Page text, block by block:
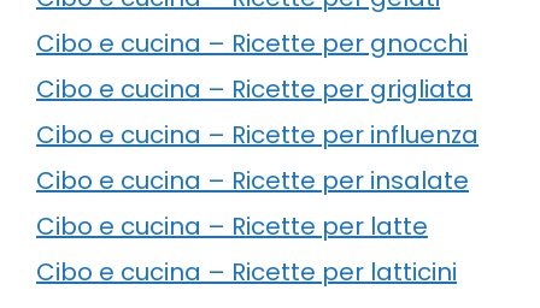
Cibo e cucina – Ricette per gnocchi
Cibo e cucina – Ricette per grigliata
Cibo e cucina – Ricette per influenza
Cibo e cucina – Ricette per insalate
Cibo e cucina – Ricette per latte
Cibo e cucina – Ricette per latticini